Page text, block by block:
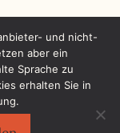
und nicht-
aber ein
Sprache zu
erhalten Sie in